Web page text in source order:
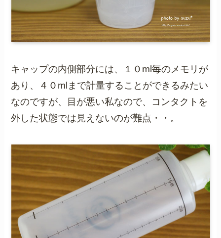
キャップの内側部分には、１０ml毎のメモリが
あり、４０mlまで計量することができるみたい
なのですが、目が悪い私なので、コンタクトを
外した状態では見えないのが難点・・。